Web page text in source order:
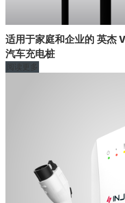
适用于家庭和企业的 英杰
汽车充电桩
阅读更多